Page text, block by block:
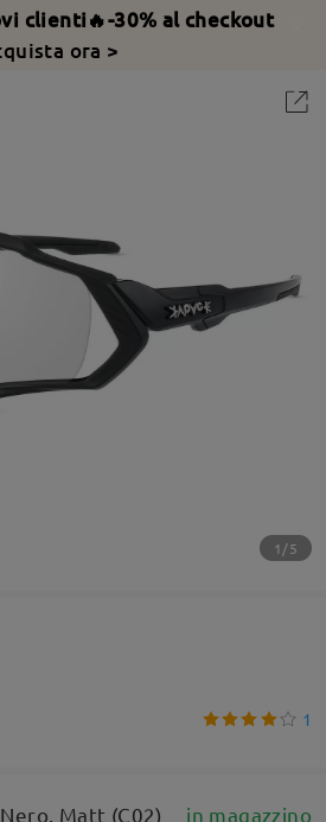
clienti🔥-30% al checkout
ora >
1/5
1
Nero, Matt (C02) in magazzino